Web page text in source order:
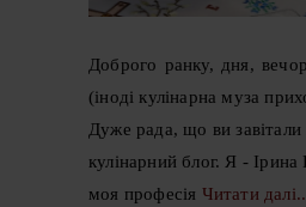
Доброго ранку, дня,
(іноді кулінарна муза
Дуже рада, що ви завітали
кулінарний блог. Я -
моя професія Читати